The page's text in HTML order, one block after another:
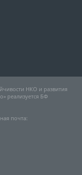
НКО и развития
реализуется БФ
почта: